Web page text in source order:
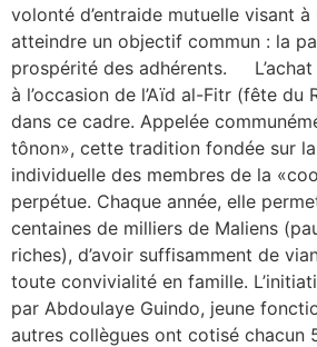
volonté d’entraide mutuelle visant
atteindre un objectif commun : la
prospérité des adhérents.
à l’occasion de l’Aïd al-Fitr (fête du
dans ce cadre. Appelée
tônon», cette tradition fondée sur
individuelle des membres de la
perpétue. Chaque année, elle
centaines de milliers de Maliens
riches), d’avoir suffisamment de
toute convivialité en famille.
par Abdoulaye Guindo, jeune
autres collègues ont cotisé chacun